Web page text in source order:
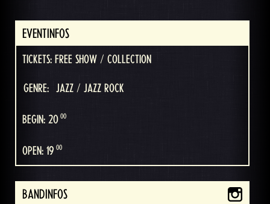
EVENTINFOS
TICKETS: FREE SHOW / COLLECTION
GENRE: JAZZ / JAZZ ROCK
BEGIN: 20 00
OPEN: 19 00
BANDINFOS